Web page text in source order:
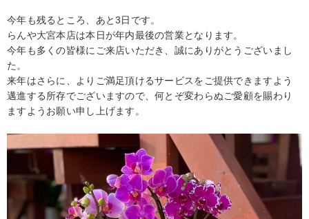
今年も残るところ、あと3日です。
らんや大宮本店は本日が年内最後の営業となります。
今年も多くの皆様にご来店いただき、誠にありがとうございまし
た。
来年はさらに、よりご満足頂けるサービスをご提供できますよう
邁進する所存でございますので、何とぞ変わらぬご愛顧を賜わり
ますようお願い申し上げます。